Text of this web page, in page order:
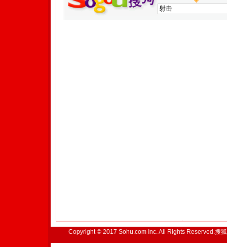
Copyright © 2017 Sohu.com Inc. All Rights Reserved.搜